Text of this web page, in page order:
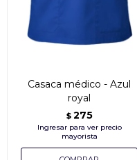
Casaca médico - Azul
royal
$ 275